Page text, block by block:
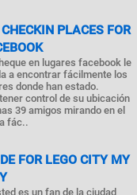
PLACES FOR
en lugares facebook le
a encontrar fácilmente los
donde han estado.
control de su ubicación
39 amigos mirando en el
fác..
FOR LEGO CITY MY
es un fan de la ciudad